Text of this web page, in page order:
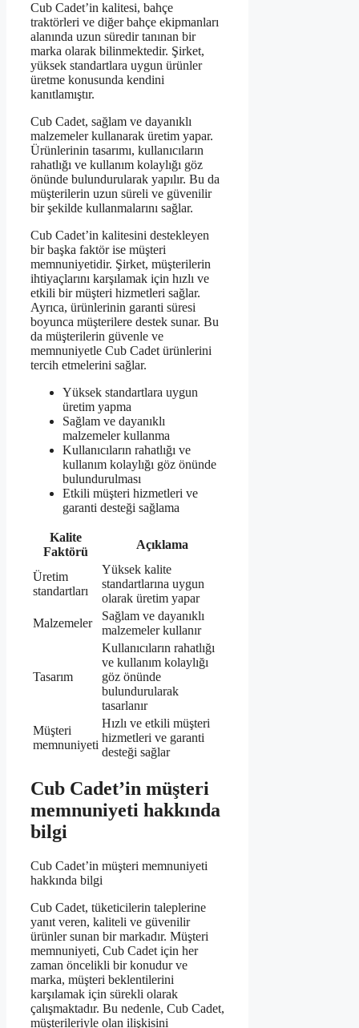
Cub Cadet’in kalitesi, bahçe
traktörleri ve diğer bahçe ekipmanları
alanında uzun süredir tanınan bir
marka olarak bilinmektedir. Şirket,
yüksek standartlara uygun ürünler
üretme konusunda kendini
kanıtlamıştır.
Cub Cadet, sağlam ve dayanıklı
malzemeler kullanarak üretim yapar.
Ürünlerinin tasarımı, kullanıcıların
rahatlığı ve kullanım kolaylığı göz
önünde bulundurularak yapılır. Bu da
müşterilerin uzun süreli ve güvenilir
bir şekilde kullanmalarını sağlar.
Cub Cadet’in kalitesini destekleyen
bir başka faktör ise müşteri
memnuniyetidir. Şirket, müşterilerin
ihtiyaçlarını karşılamak için hızlı ve
etkili bir müşteri hizmetleri sağlar.
Ayrıca, ürünlerinin garanti süresi
boyunca müşterilere destek sunar. Bu
da müşterilerin güvenle ve
memnuniyetle Cub Cadet ürünlerini
tercih etmelerini sağlar.
Yüksek standartlara uygun
üretim yapma
Sağlam ve dayanıklı
malzemeler kullanma
Kullanıcıların rahatlığı ve
kullanım kolaylığı göz önünde
bulundurulması
Etkili müşteri hizmetleri ve
garanti desteği sağlama
Kalite
Faktörü
Açıklama
Üretim
standartları
Yüksek kalite
standartlarına uygun
olarak üretim yapar
Malzemeler
Sağlam ve dayanıklı
malzemeler kullanır
Tasarım
Kullanıcıların rahatlığı
ve kullanım kolaylığı
göz önünde
bulundurularak
tasarlanır
Müşteri
memnuniyeti
Hızlı ve etkili müşteri
hizmetleri ve garanti
desteği sağlar
Cub Cadet’in müşteri
memnuniyeti hakkında
bilgi
Cub Cadet’in müşteri memnuniyeti
hakkında bilgi
Cub Cadet, tüketicilerin taleplerine
yanıt veren, kaliteli ve güvenilir
ürünler sunan bir markadır. Müşteri
memnuniyeti, Cub Cadet için her
zaman öncelikli bir konudur ve
marka, müşteri beklentilerini
karşılamak için sürekli olarak
çalışmaktadır. Bu nedenle, Cub Cadet,
müşterileriyle olan ilişkisini